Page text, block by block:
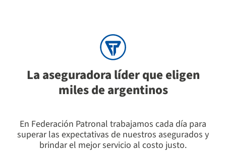
La aseguradora líder que eligen
miles de argentinos
En Federación Patronal trabajamos cada día para
superar las expectativas de nuestros asegurados y
brindar el mejor servicio al costo justo.